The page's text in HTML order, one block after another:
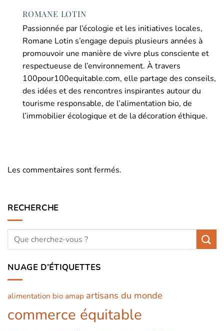
ROMANE LOTIN
Passionnée par l’écologie et les initiatives locales,
Romane Lotin s’engage depuis plusieurs années à
promouvoir une manière de vivre plus consciente et
respectueuse de l’environnement. À travers
100pour100equitable.com, elle partage des conseils,
des idées et des rencontres inspirantes autour du
tourisme responsable, de l’alimentation bio, de
l’immobilier écologique et de la décoration éthique.
Les commentaires sont fermés.
RECHERCHE
NUAGE D’ÉTIQUETTES
alimentation bio amap artisans du monde
commerce équitable